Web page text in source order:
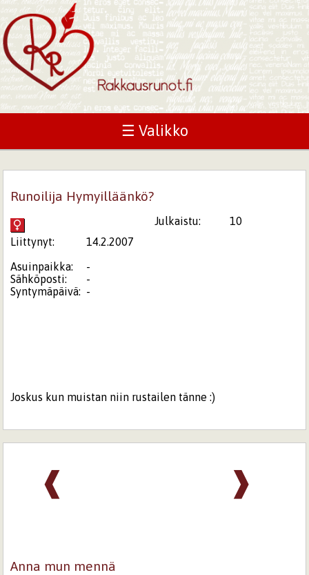
☰ Valikko
Runoilija Hymyilläänkö?
Julkaistu:
10
Liittynyt:
14.2.2007
Asuinpaikka:
-
Sähköposti:
-
Syntymäpäivä: -
Joskus kun muistan niin rustailen tänne :)
❱
❰
Anna mun mennä